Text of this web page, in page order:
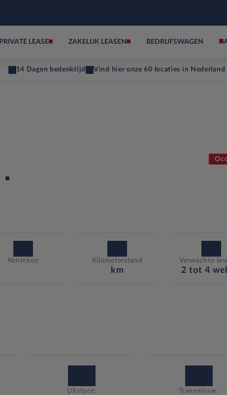
PRIVATE LEASE ZAKELIJK LEASEN BEDRIJFSWAGEN
14 Dagen bedenktijd Vind hier onze 60 locaties in Nederland
Kenteken Kilometerstand
km
Verwachte
2 tot 4
Uitstoot: Transmissie: